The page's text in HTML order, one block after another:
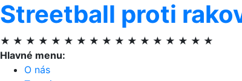
Streetball proti
★ ★ ★ ★ ★ ★ ★ ★ ★ ★ ★ ★ ★ ★ ★ ★ ★
Hlavné menu:
O nás